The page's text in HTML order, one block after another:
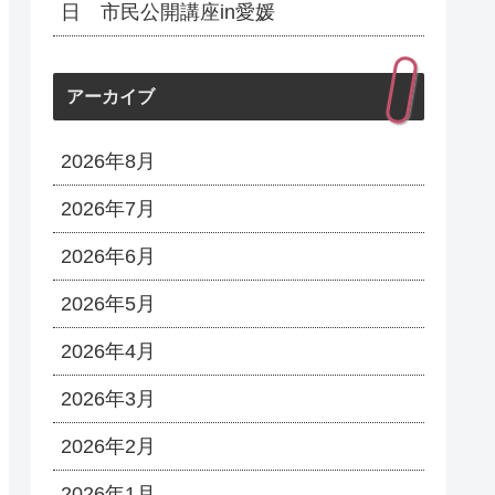
日 市民公開講座in愛媛
アーカイブ
2026年8月
2026年7月
2026年6月
2026年5月
2026年4月
2026年3月
2026年2月